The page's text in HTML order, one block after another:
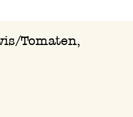
Tomaten,